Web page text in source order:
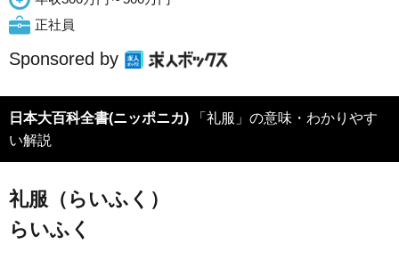
正社員
Sponsored by
日本大百科全書(ニッポニカ)
い解説
礼服（らいふく）
らいふく